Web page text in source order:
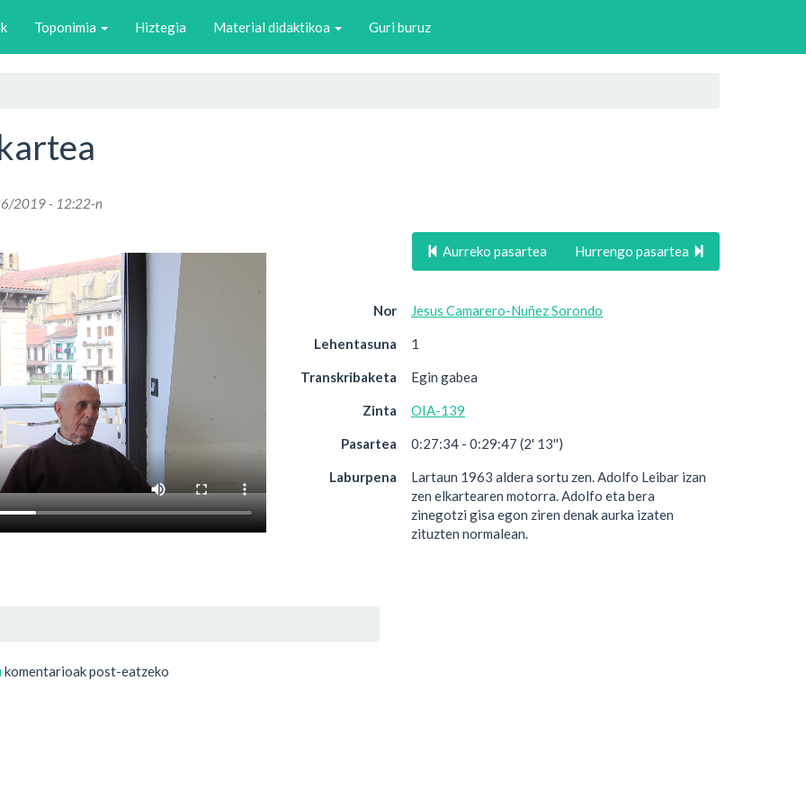
Toponimia Hiztegia Material didaktikoa Guri buruz
2019 - 12:22-n
Aurreko pasartea Hurrengo pasartea
Nor Jesus Camarero-Nuñez Sorondo
Lehentasuna 1
Transkribaketa Egin gabea
Zinta OIA-139
Pasartea 0:27:34 - 0:29:47 (2' 13'')
Laburpena
Lartaun 1963 aldera sortu zen. Adolfo Leibar izan
zen elkartearen motorra. Adolfo eta bera
zinegotzi gisa egon ziren denak aurka izaten
zituzten normalean.
komentarioak post-eatzeko